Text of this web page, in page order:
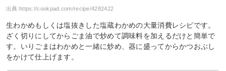
出典:https://cookpad.com/recipe/4282422
生わかめもしくは塩抜きした塩蔵わかめの大量消費レシピです。
ざく切りにしてからごま油で炒めて調味料を加えるだけと簡単で
す。いりごまはわかめと一緒に炒め、器に盛ってからかつおぶし
をかけて仕上げます。